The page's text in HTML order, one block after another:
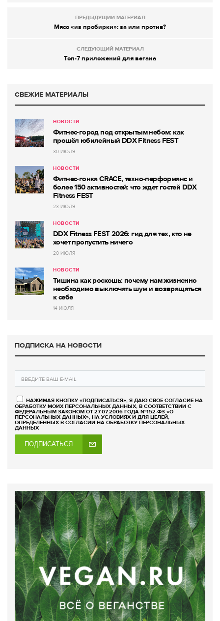
ПРЕДЫДУЩИЙ МАТЕРИАЛ
Мясо «из пробирки»: за или против?
СЛЕДУЮЩИЙ МАТЕРИАЛ
Топ-7 приложений для вегана
СВЕЖИЕ МАТЕРИАЛЫ
НОВОСТИ
Фитнес-город под открытым небом: как
прошёл юбилейный DDX Fitness FEST
30 ИЮЛЯ
НОВОСТИ
Фитнес-гонка CRACE, техно-перформанс и
более 150 активностей: что ждет гостей DDX
Fitness FEST
23 ИЮЛЯ
НОВОСТИ
DDX Fitness FEST 2026: гид для тех, кто не
хочет пропустить ничего
20 ИЮЛЯ
НОВОСТИ
Тишина как роскошь: почему нам жизненно
необходимо выключать шум и возвращаться
к себе
14 ИЮЛЯ
ПОДПИСКА НА НОВОСТИ
НАЖИМАЯ КНОПКУ «ПОДПИСАТЬСЯ», Я ДАЮ СВОЕ СОГЛАСИЕ НА
ОБРАБОТКУ МОИХ ПЕРСОНАЛЬНЫХ ДАННЫХ, В СООТВЕТСТВИИ С
ФЕДЕРАЛЬНЫМ ЗАКОНОМ ОТ 27.07.2006 ГОДА №152-ФЗ «О
ПЕРСОНАЛЬНЫХ ДАННЫХ», НА УСЛОВИЯХ И ДЛЯ ЦЕЛЕЙ,
ОПРЕДЕЛЕННЫХ В СОГЛАСИИ НА ОБРАБОТКУ ПЕРСОНАЛЬНЫХ
ДАННЫХ
ПОДПИСАТЬСЯ